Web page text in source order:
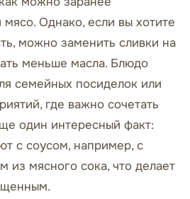
мясо. Однако, если вы хотите
можно заменить сливки на
меньше масла. Блюдо
семейных посиделок или
где важно сочетать
один интересный факт:
с соусом, например, с
из мясного сока, что делает